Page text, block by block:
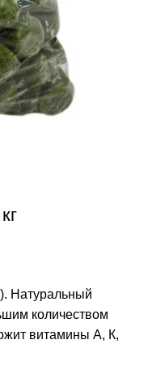
Натуральный
количеством
витамины А, К,